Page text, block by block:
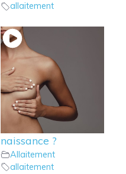
allaitement
2 – allaitement :
Faut-il préparer ses
seins avant la
naissance ?
Allaitement
allaitement